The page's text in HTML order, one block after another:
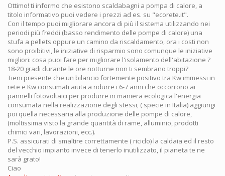
Ottimo! ti informo che esistono scaldabagni a pompa di calore, a
titolo informativo puoi vedere i prezzi ad es. su "ecorete.it".
Con il tempo puoi migliorare ancora di più il sistema utilizzando nei
periodi più freddi (basso rendimento delle pompe di calore) una
stufa a pellets oppure un camino da riscaldamento, ora i costi non
sono proibitivi, le iniziative di risparmio sono comunque le iniziative
migliori: cosa puoi fare per migliorare l'isolamento dell'abitazione ?
18-20 gradi durante le ore notturne non ti sembrano troppi?
Tieni presente che un bilancio fortemente positivo tra Kw immessi in
rete e Kw consumati aiuta a ridurre i 6-7 anni che occorrono ai
pannelli fotovoltaici per produrre in maniera ecologica l'energia
consumata nella realizzazione degli stessi, ( specie in Italia) aggiungi
poi quella necessaria alla produzione delle pompe di calore,
(moltissima visto la grande quantità di rame, alluminio, prodotti
chimici vari, lavorazioni, ecc.).
P.S. assicurati di smaltire correttamente ( riciclo) la caldaia ed il resto
del vecchio impianto invece di tenerlo inutilizzato, il pianeta te ne
sarà grato!
Ciao